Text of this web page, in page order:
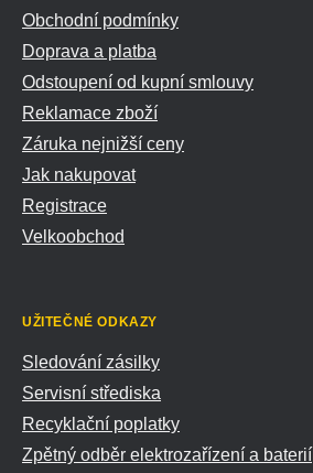
Obchodní podmínky
Doprava a platba
Odstoupení od kupní smlouvy
Reklamace zboží
Záruka nejnižší ceny
Jak nakupovat
Registrace
Velkoobchod
UŽITEČNÉ ODKAZY
Sledování zásilky
Servisní střediska
Recyklační poplatky
Zpětný odběr elektrozařízení a baterií